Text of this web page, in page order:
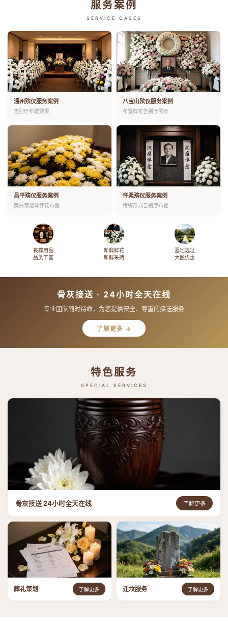
服务案例
SERVICE CASES
通州殡仪服务案例
告别厅布置效果
八宝山殡仪服务案例
布置鲜花告别厅展示
昌平殡仪服务案例
黄白菊遗体伴花布置
怀柔殡仪服务案例
传统形式告别厅布置
丧葬用品
品类丰富
新鲜鲜花
新鲜采摘
墓地选址
大额优惠
骨灰接送 · 24小时全天在线
专业团队随时待命，为您提供安全、尊重的接送服务
了解更多 →
特色服务
SPECIAL SERVICES
骨灰接送 24小时全天在线 了解更多
葬礼策划 了解更多 迁坟服务 了解更多